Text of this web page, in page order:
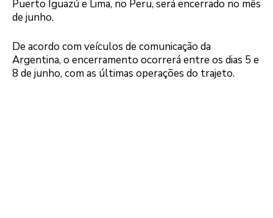
Puerto Iguazú e Lima, no Peru, será encerrado no mês
de junho.
De acordo com veículos de comunicação da
Argentina, o encerramento ocorrerá entre os dias 5 e
8 de junho, com as últimas operações do trajeto.